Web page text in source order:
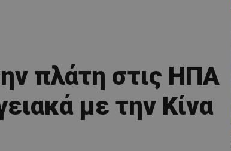
πλάτη στις ΗΠΑ
με την Κίνα